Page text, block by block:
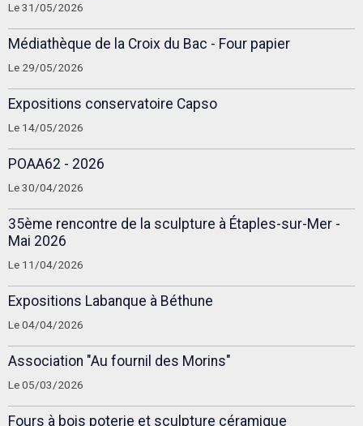
Le 31/05/2026
Médiathèque de la Croix du Bac - Four papier
Le 29/05/2026
Expositions conservatoire Capso
Le 14/05/2026
POAA62 - 2026
Le 30/04/2026
35ème rencontre de la sculpture à Étaples-sur-Mer -
Mai 2026
Le 11/04/2026
Expositions Labanque à Béthune
Le 04/04/2026
Association "Au fournil des Morins"
Le 05/03/2026
Fours à bois poterie et sculpture céramique